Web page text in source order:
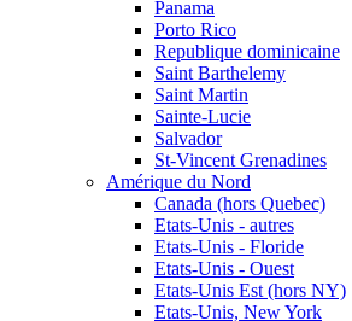
Panama
Porto Rico
Republique dominicaine
Saint Barthelemy
Saint Martin
Sainte-Lucie
Salvador
St-Vincent Grenadines
Amérique du Nord
Canada (hors Quebec)
Etats-Unis - autres
Etats-Unis - Floride
Etats-Unis - Ouest
Etats-Unis Est (hors NY)
Etats-Unis, New York